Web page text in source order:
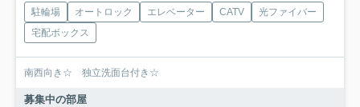
駐輪場 オートロック エレベーター CATV
光ファイバー
宅配ボックス
南西向き☆ 独立洗面台付き☆
募集中の部屋